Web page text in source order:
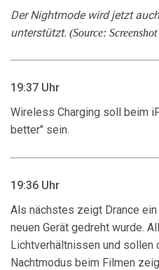
Der Nightmode wird jetzt
unterstützt. (Source:
19:37 Uhr
Wireless Charging soll beim
better" sein.
19:36 Uhr
Als nächstes zeigt Drance
neuen Gerät gedreht wurde.
Lichtverhältnissen und sollen
Nachtmodus beim Filmen